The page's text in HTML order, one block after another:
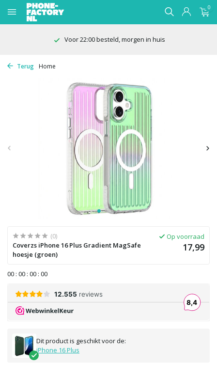
0
Voor 22:00 besteld, morgen in huis
Terug Home
(0)
Coverzs iPhone 16 Plus Gradient MagSafe
hoesje (groen)
Op voorraad
17,99
00 : 00 : 00 : 00
Dit product is geschikt voor de:
iPhone 16 Plus